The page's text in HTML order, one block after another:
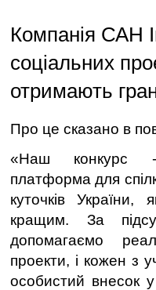
Компанія САН
соціальних
отримають
Про це сказано в
«Наш конкурс -
платформа для
куточків України,
кращим. За
допомагаємо
проекти, і кожен з
особистий внесок